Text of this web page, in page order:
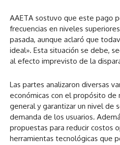
AAETA sostuvo que este pago
frecuencias en niveles
pasada, aunque aclaró que
ideal». Esta situación se debe,
al efecto imprevisto de la
Las partes analizaron diversas
económicas con el propósito de
general y garantizar un nivel de
demanda de los usuarios.
propuestas para reducir costos
herramientas tecnológicas que